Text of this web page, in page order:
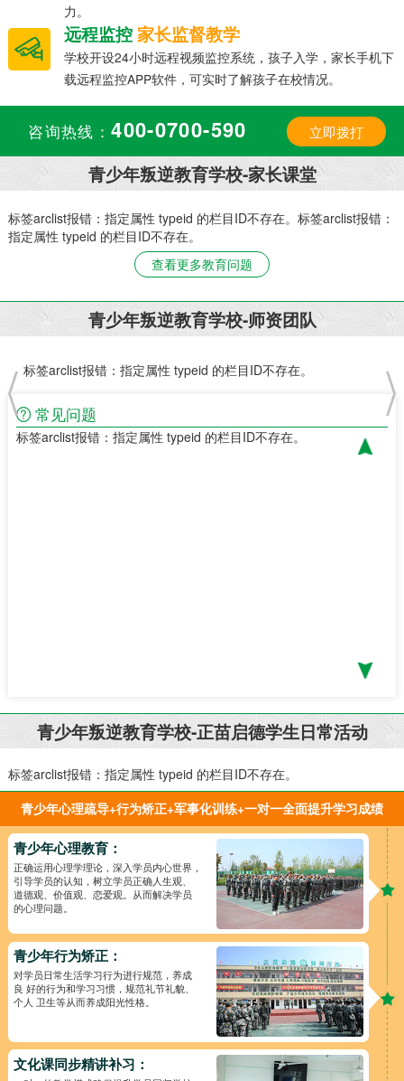
力。
远程监控家长监督教学
学校开设24小时远程视频监控系统，孩子入学，家长手机下
载远程监控APP软件，可实时了解孩子在校情况。
咨询热线：400-0700-590 立即拨打
青少年叛逆教育学校-家长课堂
标签arclist报错：指定属性 typeid 的栏目ID不存在。标签arclist报错：
指定属性 typeid 的栏目ID不存在。
查看更多教育问题
青少年叛逆教育学校-师资团队
标签arclist报错：指定属性 typeid 的栏目ID不存在。 标
常见问题
标签arclist报错：指定属性 typeid 的栏目ID不存在。
青少年叛逆教育学校-正苗启德学生日常活动
标签arclist报错：指定属性 typeid 的栏目ID不存在。
青少年心理疏导+行为矫正+军事化训练+一对一全面提升学习成绩
青少年心理教育：
正确运用心理学理论，深入学员内心世界，
引导学员的认知，树立学员正确人生观、
道德观、价值观、恋爱观。从而解决学员
的心理问题。
青少年行为矫正：
对学员日常生活学习行为进行规范，养成
良 好的行为和学习习惯，规范礼节礼貌、
个人 卫生等从而养成阳光性格。
文化课同步精讲补习：